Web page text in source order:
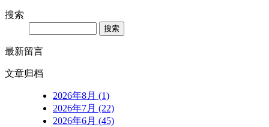
搜索
最新留言
文章归档
2026年8月 (1)
2026年7月 (22)
2026年6月 (45)